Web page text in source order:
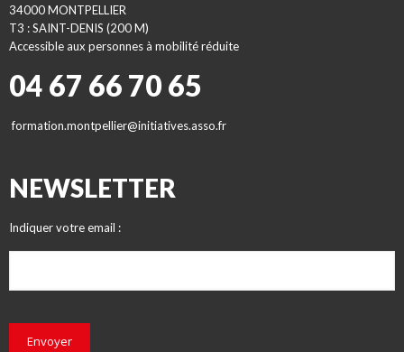
34000 MONTPELLIER
T3 : SAINT-DENIS (200 M)
Accessible aux personnes à mobilité réduite
04 67 66 70 65
formation.montpellier@initiatives.asso.fr
NEWSLETTER
Indiquer votre email :
Envoyer